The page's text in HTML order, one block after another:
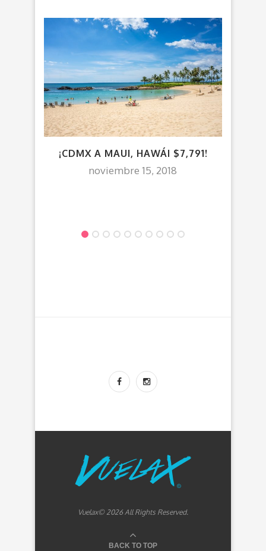
¡CDMX A MAUI, HAWÁI $7,791!
noviembre 15, 2018
Vuelax© 2026 All Rights Reserved.
BACK TO TOP